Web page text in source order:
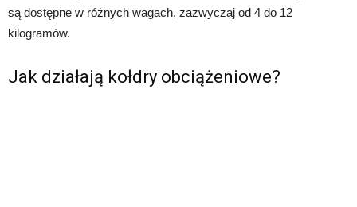
są dostępne w różnych wagach, zazwyczaj od 4 do 12
kilogramów.
Jak działają kołdry obciążeniowe?